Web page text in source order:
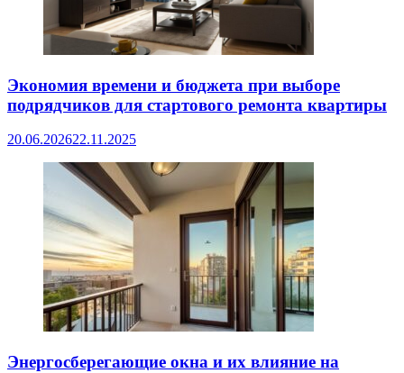
Экономия времени и бюджета при выборе
подрядчиков для стартового ремонта квартиры
20.06.202622.11.2025
Энергосберегающие окна и их влияние на